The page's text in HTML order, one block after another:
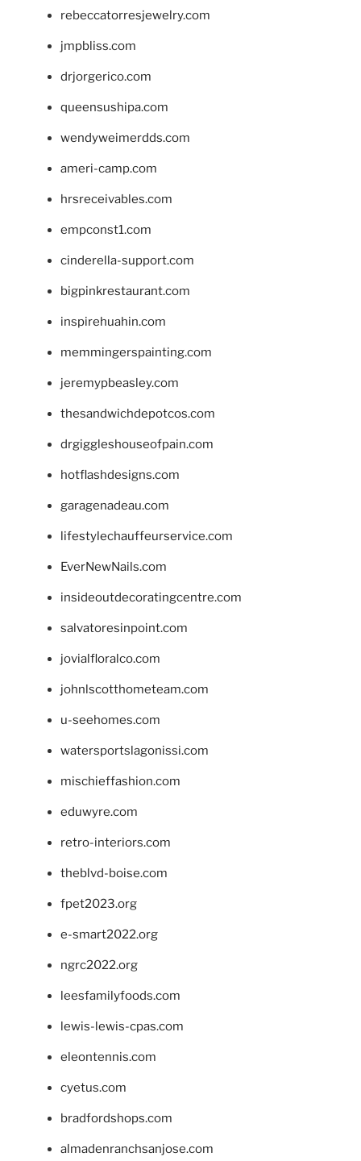
rebeccatorresjewelry.com
jmpbliss.com
drjorgerico.com
queensushipa.com
wendyweimerdds.com
ameri-camp.com
hrsreceivables.com
empconst1.com
cinderella-support.com
bigpinkrestaurant.com
inspirehuahin.com
memmingerspainting.com
jeremypbeasley.com
thesandwichdepotcos.com
drgiggleshouseofpain.com
hotflashdesigns.com
garagenadeau.com
lifestylechauffeurservice.com
EverNewNails.com
insideoutdecoratingcentre.com
salvatoresinpoint.com
jovialfloralco.com
johnlscotthometeam.com
u-seehomes.com
watersportslagonissi.com
mischieffashion.com
eduwyre.com
retro-interiors.com
theblvd-boise.com
fpet2023.org
e-smart2022.org
ngrc2022.org
leesfamilyfoods.com
lewis-lewis-cpas.com
eleontennis.com
cyetus.com
bradfordshops.com
almadenranchsanjose.com